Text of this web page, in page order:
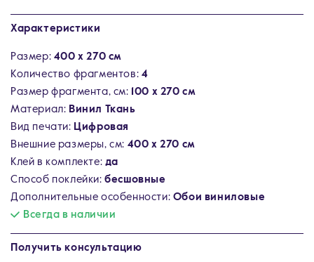
Характеристики
Размер: 400 х 270 см
Количество фрагментов: 4
Размер фрагмента, см: 100 х 270 см
Материал: Винил Ткань
Вид печати: Цифровая
Внешние размеры, см: 400 х 270 см
Клей в комплекте: да
Способ поклейки:бесшовные
Дополнительные особенности: Обои виниловые
Всегда в наличии
Получить консультацию